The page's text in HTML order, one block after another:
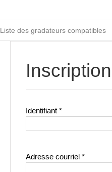
Liste des gradateurs compatibles
Inscription
Identifiant *Obligatoire
Adresse courriel *